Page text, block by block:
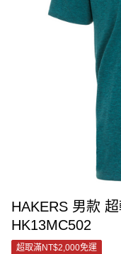
HAKERS 男款
HK13MC502
超取滿NT$2,000免運